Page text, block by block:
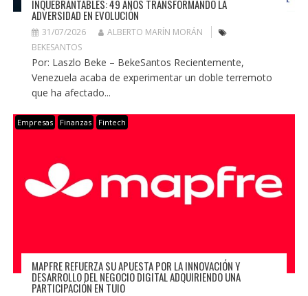
INQUEBRANTABLES: 49 AÑOS TRANSFORMANDO LA
ADVERSIDAD EN EVOLUCIÓN
31/07/2026
ALBERTO MARÍN MORÁN
BEKESANTOS
Por: Laszlo Beke – BekeSantos Recientemente,
Venezuela acaba de experimentar un doble terremoto
que ha afectado...
Empresas Finanzas Fintech
MAPFRE REFUERZA SU APUESTA POR LA INNOVACIÓN Y
DESARROLLO DEL NEGOCIO DIGITAL ADQUIRIENDO UNA
PARTICIPACIÓN EN TUIO